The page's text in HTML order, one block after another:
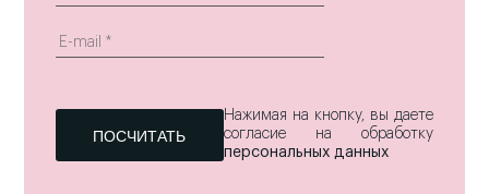
Нажимая на кнопку, вы даете
согласие на обработку
персональных данных